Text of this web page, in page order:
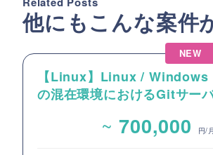
他にもこんな案件
NEW
【Linux】Linux / Windows
の混在環境におけるGitサー
~ 700,000 円/月